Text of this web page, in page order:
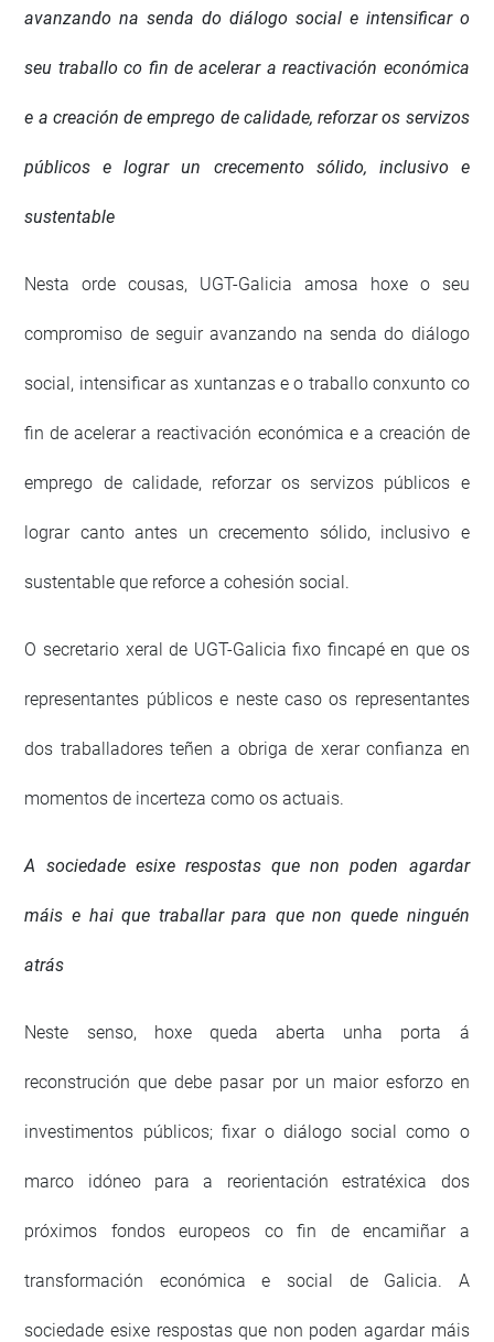
avanzando na senda do diálogo social e intensificar o
seu traballo co fin de acelerar a reactivación económica
e a creación de emprego de calidade, reforzar os servizos
públicos e lograr un crecemento sólido, inclusivo e
sustentable
Nesta orde cousas, UGT-Galicia amosa hoxe o seu
compromiso de seguir avanzando na senda do diálogo
social, intensificar as xuntanzas e o traballo conxunto co
fin de acelerar a reactivación económica e a creación de
emprego de calidade, reforzar os servizos públicos e
lograr canto antes un crecemento sólido, inclusivo e
sustentable que reforce a cohesión social.
O secretario xeral de UGT-Galicia fixo fincapé en que os
representantes públicos e neste caso os representantes
dos traballadores teñen a obriga de xerar confianza en
momentos de incerteza como os actuais.
A sociedade esixe respostas que non poden agardar
máis e hai que traballar para que non quede ninguén
atrás
Neste senso, hoxe queda aberta unha porta á
reconstrución que debe pasar por un maior esforzo en
investimentos públicos; fixar o diálogo social como o
marco idóneo para a reorientación estratéxica dos
próximos fondos europeos co fin de encamiñar a
transformación económica e social de Galicia. A
sociedade esixe respostas que non poden agardar máis